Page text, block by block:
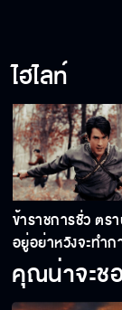
ไฮไลท์
ข้าราชการชั่ว ตร
อยู่อย่าหวังจะทำก
คุณน่าจะช